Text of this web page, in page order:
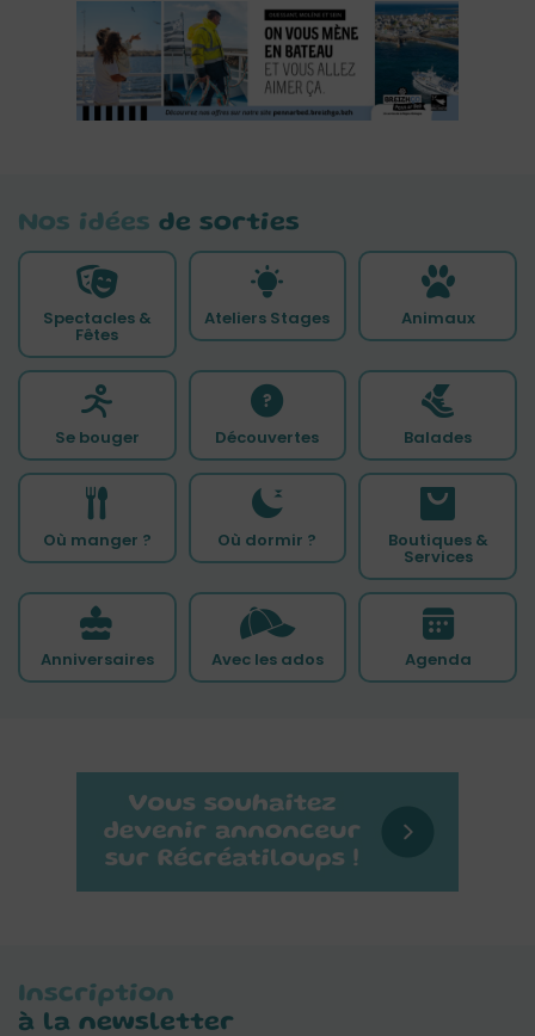
Nos idées de sorties
Spectacles &
Fêtes
Ateliers Stages Animaux
Se bouger Découvertes Balades
Où manger ? Où dormir ? Boutiques &
Services
Anniversaires Avec les ados Agenda
Inscription
à la newsletter